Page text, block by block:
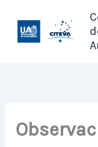
contenido